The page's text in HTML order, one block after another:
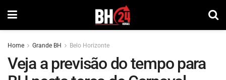
Home Grande BH Belo Horizonte
Veja a previsão do tempo para